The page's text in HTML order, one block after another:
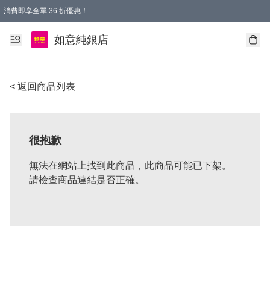
消費即享全單 36 折優惠！
購物满$50，全國包郵。Free shopping on orders over $50.
如意純銀店
< 返回商品列表
很抱歉
無法在網站上找到此商品，此商品可能已下架。
請檢查商品連結是否正確。